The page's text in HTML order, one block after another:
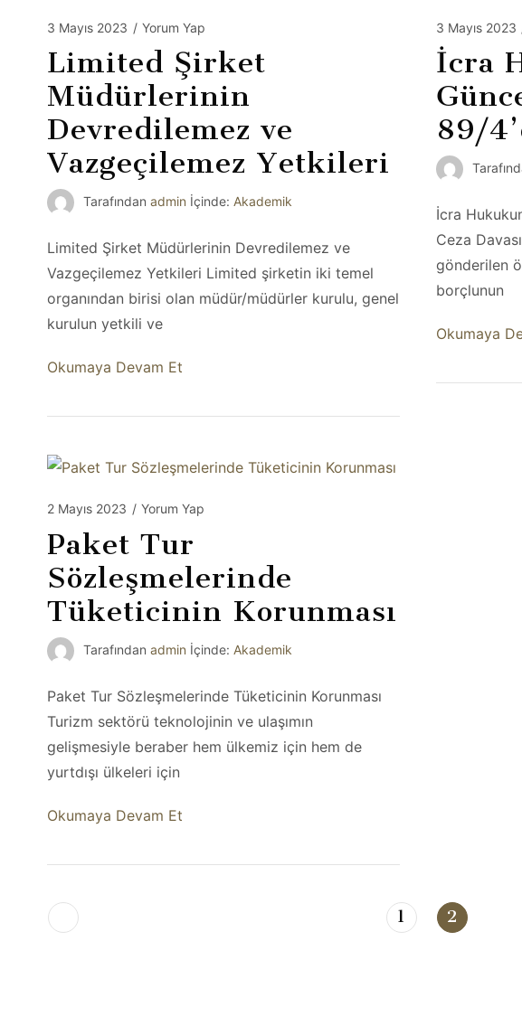
3 Mayıs 2023 / Yorum Yap
Limited Şirket
Müdürlerinin
Devredilemez ve
Vazgeçilemez Yetkileri
Tarafından admin İçinde: Akademik
Limited Şirket Müdürlerinin Devredilemez ve
Vazgeçilemez Yetkileri Limited şirketin iki temel
organından birisi olan müdür/müdürler kurulu, genel
kurulun yetkili ve
Okumaya Devam Et
3 Mayıs 2023
İcra
89/
İcra
Ceza
gönderilen
borçlunun
Okumaya
2 Mayıs 2023 / Yorum Yap
Paket Tur
Sözleşmelerinde
Tüketicinin Korunması
Tarafından admin İçinde: Akademik
Paket Tur Sözleşmelerinde Tüketicinin Korunması
Turizm sektörü teknolojinin ve ulaşımın
gelişmesiyle beraber hem ülkemiz için hem de
yurtdışı ülkeleri için
Okumaya Devam Et
1 2